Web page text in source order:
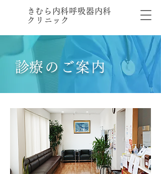
​きむら内科呼吸器内科
クリニック
​診療のご案内